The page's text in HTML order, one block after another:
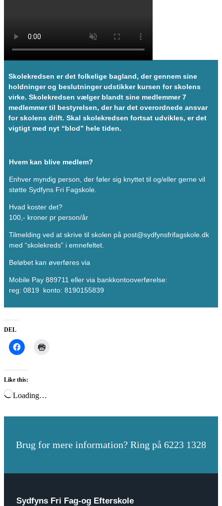
Skolekredsen er det folkelige bagland, der gennem sine
holdninger og beslutninger udstikker kursen for skolens
virke. Skolekredsen vælger blandt sine medlemmer 7
medlemmer til bestyrelsen, der har det overordnede ansvar
for skolens drift. Skal skolekredsen fortsat udvikles, er det
vigtigt med nyt “blod” hele tiden.
Hvem kan blive medlem?
Enhver myndig person, der føler sig knyttet til og/eller gerne vil
støtte Sydfyns Fri Fagskole.
Hvad koster det?
100,- kroner pr person/år
Tilmelding ved at skrive til skolen på post@sydfynsfrifagskole.dk
med “skolekreds” i emnefeltet.
Beløbet kan øverføres via
Mobile Pay 889711 eller via bankkontooverførelse:
reg: 0819 konto: 8190155839
DEL
Like this:
Loading…
Brug for mere information? Ring på 6223 1328
Sydfyns Fri Fag-og Efterskole